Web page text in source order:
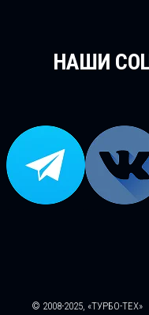
НАШИ
© 2008-2025, «ТУРБО-ТЕХ»